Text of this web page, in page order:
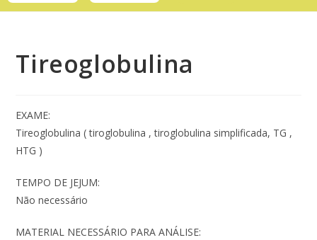
Tireoglobulina
EXAME:
Tireoglobulina ( tiroglobulina , tiroglobulina simplificada, TG ,
HTG )
TEMPO DE JEJUM:
Não necessário
MATERIAL NECESSÁRIO PARA ANÁLISE: